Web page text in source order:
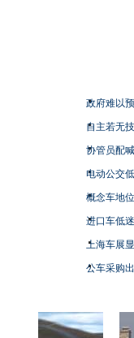
政府难以
自主若无
协管员配
电动公交
概念车地
进口车低
上海车展
公车采购